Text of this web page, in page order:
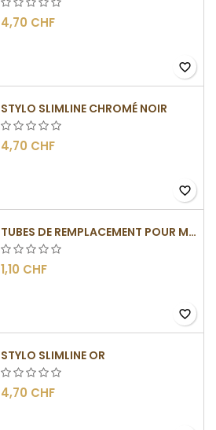
4,70 CHF
favorite_border
STYLO SLIMLINE CHROMÉ NOIR
4,70 CHF
favorite_border
TUBES DE REMPLACEMENT POUR MÉCANISMES SLIMLINE
1,10 CHF
favorite_border
STYLO SLIMLINE OR
4,70 CHF